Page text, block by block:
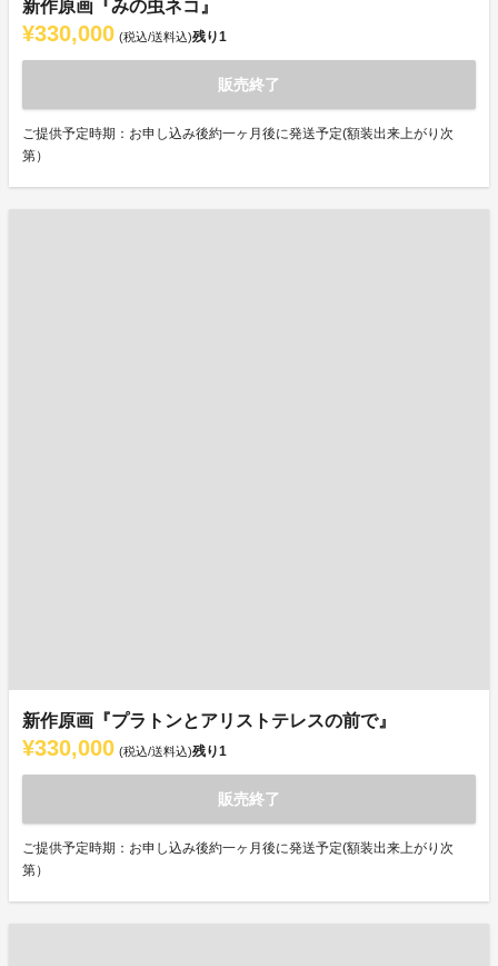
新作原画『みの虫ネコ』
¥330,000 (税込/送料込)残り1
販売終了
ご提供予定時期：お申し込み後約一ヶ月後に発送予定(額装出来上がり次
第）
新作原画『プラトンとアリストテレスの前で』
¥330,000 (税込/送料込)残り1
販売終了
ご提供予定時期：お申し込み後約一ヶ月後に発送予定(額装出来上がり次
第）